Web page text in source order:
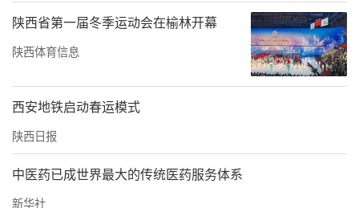
陕西省第一届冬季运动会在榆林开幕
陕西体育信息
西安地铁启动春运模式
陕西日报
中医药已成世界最大的传统医药服务体系
新华社